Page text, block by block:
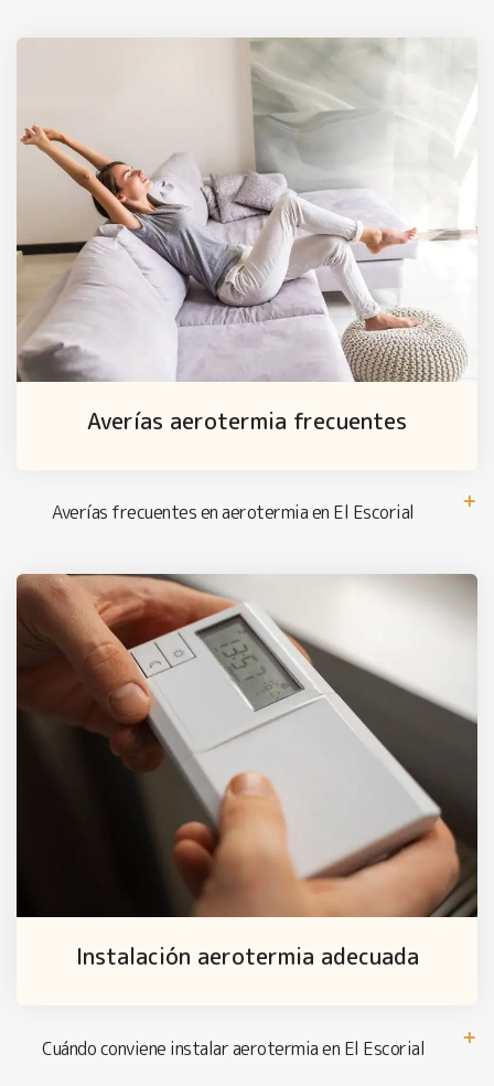
Averías aerotermia frecuentes
Averías frecuentes en aerotermia en El Escorial
Instalación aerotermia adecuada
Cuándo conviene instalar aerotermia en El Escorial